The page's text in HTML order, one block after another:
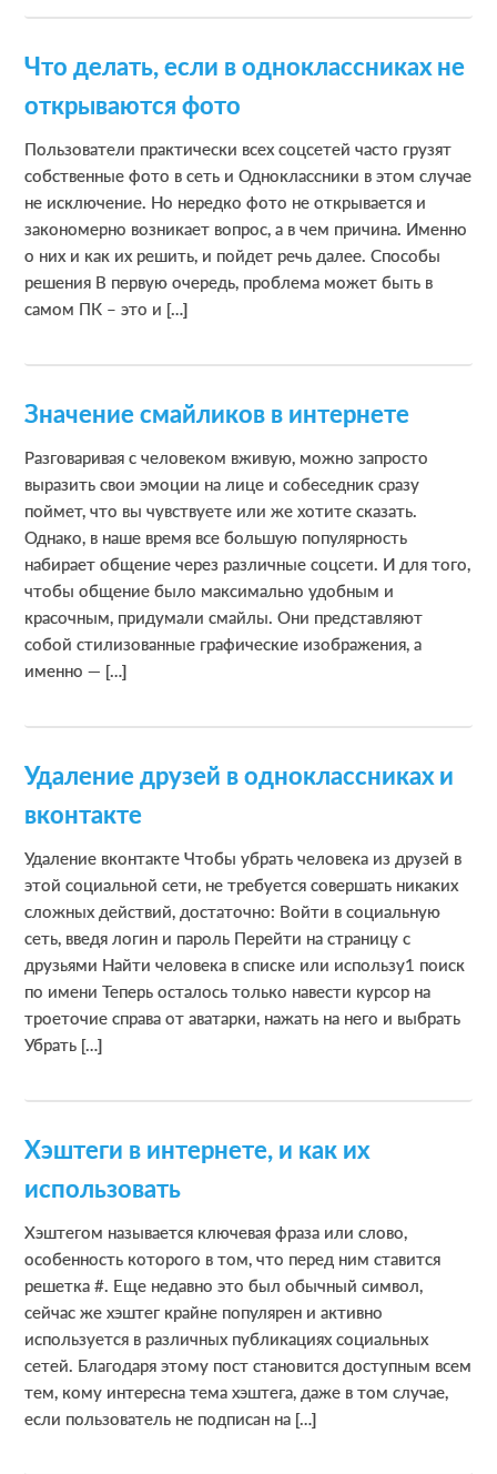
Что делать, если в одноклассниках не
открываются фото
Пользователи практически всех соцсетей часто грузят
собственные фото в сеть и Одноклассники в этом случае
не исключение. Но нередко фото не открывается и
закономерно возникает вопрос, а в чем причина. Именно
о них и как их решить, и пойдет речь далее. Способы
решения В первую очередь, проблема может быть в
самом ПК – это и […]
Значение смайликов в интернете
Разговаривая с человеком вживую, можно запросто
выразить свои эмоции на лице и собеседник сразу
поймет, что вы чувствуете или же хотите сказать.
Однако, в наше время все большую популярность
набирает общение через различные соцсети. И для того,
чтобы общение было максимально удобным и
красочным, придумали смайлы. Они представляют
собой стилизованные графические изображения, а
именно — […]
Удаление друзей в одноклассниках и
вконтакте
Удаление вконтакте Чтобы убрать человека из друзей в
этой социальной сети, не требуется совершать никаких
сложных действий, достаточно: Войти в социальную
сеть, введя логин и пароль Перейти на страницу с
друзьями Найти человека в списке или использу1 поиск
по имени Теперь осталось только навести курсор на
троеточие справа от аватарки, нажать на него и выбрать
Убрать […]
Хэштеги в интернете, и как их
использовать
Хэштегом называется ключевая фраза или слово,
особенность которого в том, что перед ним ставится
решетка #. Еще недавно это был обычный символ,
сейчас же хэштег крайне популярен и активно
используется в различных публикациях социальных
сетей. Благодаря этому пост становится доступным всем
тем, кому интересна тема хэштега, даже в том случае,
если пользователь не подписан на […]